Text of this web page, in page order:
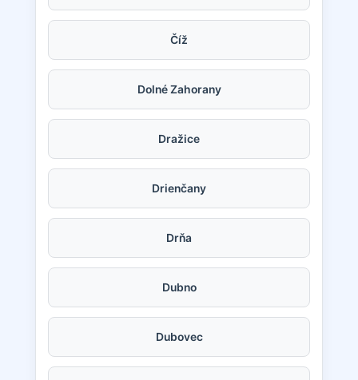
Číž
Dolné Zahorany
Dražice
Drienčany
Drňa
Dubno
Dubovec